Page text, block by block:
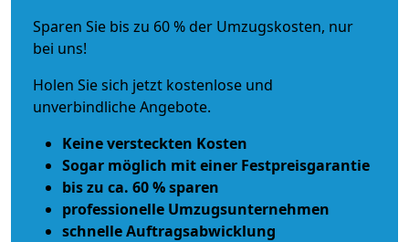
Sparen Sie bis zu 60 % der Umzugskosten, nur
bei uns!
Holen Sie sich jetzt kostenlose und
unverbindliche Angebote.
Keine versteckten Kosten
Sogar möglich mit einer Festpreisgarantie
bis zu ca. 60 % sparen
professionelle Umzugsunternehmen
schnelle Auftragsabwicklung